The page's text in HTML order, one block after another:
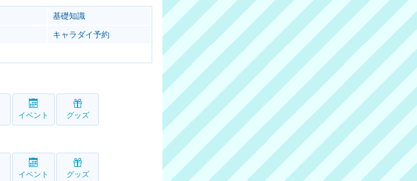
基礎知識
キャラダイ予約
イベント グッズ
イベント グッズ